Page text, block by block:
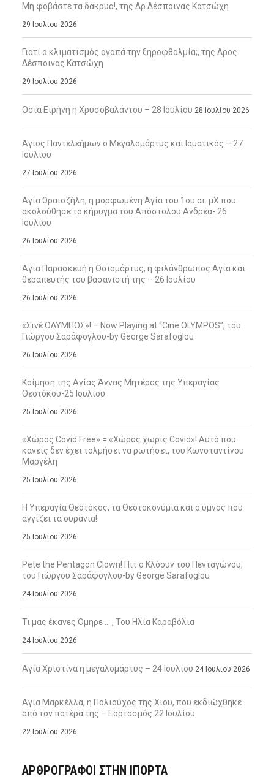
Μη φοβάστε τα δάκρυα!, της Δρ Δέσποινας Κατσώχη
29 Ιουλίου 2026
Γιατί ο κλιματισμός αγαπά την ξηροφθαλμία;, της Δρος
Δέσποινας Κατσώχη
29 Ιουλίου 2026
Οσία Ειρήνη η Χρυσοβαλάντου – 28 Ιουλίου 28 Ιουλίου 2026
Άγιος Παντελεήμων ο Μεγαλομάρτυς και Ιαματικός – 27
Ιουλίου
27 Ιουλίου 2026
Αγία Ωραιοζήλη, η μορφωμένη Αγία του 1ου αι. μΧ που
ακολούθησε το κήρυγμα του Απόστολου Ανδρέα- 26
Ιουλίου
26 Ιουλίου 2026
Αγία Παρασκευή η Οσιομάρτυς, η φιλάνθρωπος Αγία και
θεραπευτής του βασανιστή της – 26 Ιουλίου
26 Ιουλίου 2026
«Σινέ ΟΛΥΜΠΟΣ»! – Now Playing at “Cine OLYMPOS”, του
Γιώργου Σαράφογλου-by George Sarafoglou
26 Ιουλίου 2026
Κοίμηση της Αγίας Άννας Μητέρας της Υπεραγίας
Θεοτόκου-25 Ιουλίου
25 Ιουλίου 2026
«Χώρος Covid Free» = «Χώρος χωρίς Covid»! Αυτό που
κανείς δεν έχει τολμήσει να ρωτήσει, του Κωνσταντίνου
Μαργέλη
25 Ιουλίου 2026
Η Υπεραγία Θεοτόκος, τα Θεοτοκονύμια και ο ύμνος που
αγγίζει τα ουράνια!
25 Ιουλίου 2026
Pete the Pentagon Clown! Πιτ ο Κλόουν του Πενταγώνου,
του Γιώργου Σαράφογλου-by George Sarafoglou
24 Ιουλίου 2026
Τι μας έκανες Όμηρε … , Του Ηλία Καραβόλια
24 Ιουλίου 2026
Αγία Χριστίνα η μεγαλομάρτυς – 24 Ιουλίου 24 Ιουλίου 2026
Αγία Μαρκέλλα, η Πολιούχος της Χίου, που εκδιώχθηκε
από τον πατέρα της – Εορτασμός 22 Ιουλίου
22 Ιουλίου 2026
ΑΡΘΡΟΓΡΑΦΟΙ ΣΤΗΝ IΠΟΡΤΑ